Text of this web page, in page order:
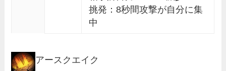
挑発：8秒間攻撃が自分に集
中
アースクエイク